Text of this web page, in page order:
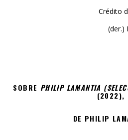
Crédito
(der.)
SOBRE PHILIP LAMANTIA
(2022),
DE PHILIP